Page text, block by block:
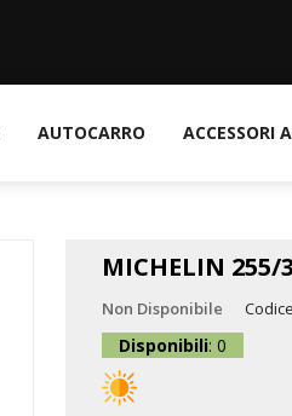
AUTOCARRO ACCESSORI
MICHELIN 255/
Non Disponibile
Disponibili: 0